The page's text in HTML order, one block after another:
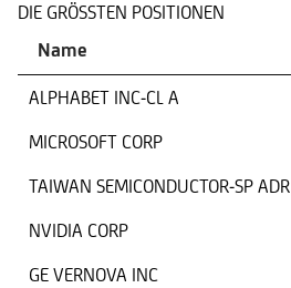
DIE GRÖSSTEN POSITIONEN
Name
ALPHABET INC-CL A
MICROSOFT CORP
TAIWAN SEMICONDUCTOR-SP ADR
NVIDIA CORP
GE VERNOVA INC